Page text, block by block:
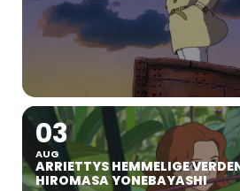
03
AUG
ARRIETTYS HEMMELIGE
HIROMASA YONEBAYASHI